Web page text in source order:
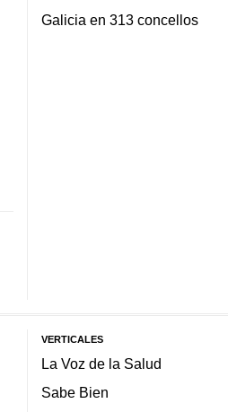
Galicia en 313 concellos
VERTICALES
La Voz de la Salud
Sabe Bien